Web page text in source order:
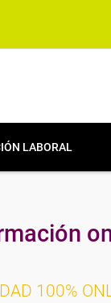
LABORAL
100%